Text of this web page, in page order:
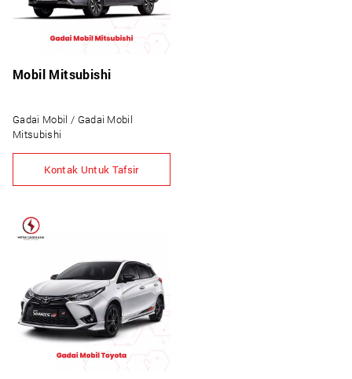
Mobil Mitsubishi
Gadai Mobil / Gadai Mobil
Mitsubishi
Kontak Untuk Tafsir